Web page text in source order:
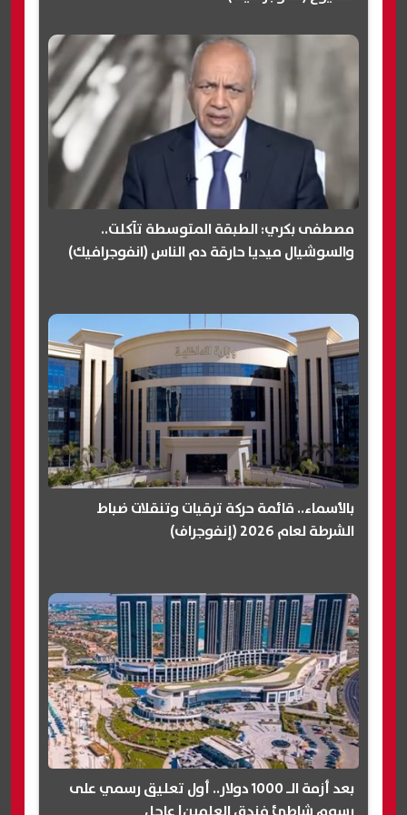
مصطفى بكري: الطبقة المتوسطة تآكلت..
والسوشيال ميديا حارقة دم الناس (انفوجرافيك)
بالأسماء.. قائمة حركة ترقيات وتنقلات ضباط
الشرطة لعام 2026 (إنفوجراف)
بعد أزمة الـ 1000 دولار.. أول تعليق رسمي على